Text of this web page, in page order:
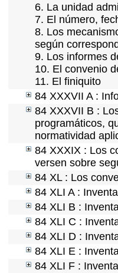
6. La unidad
7. El número,
8. Los
según
9. Los informes
10. El convenio
11. El finiquito
84 XXXVII A :
84 XXXVII B :
programáticos,
normatividad
84 XXXIX : Los
versen sobre
84 XL : Los
84 XLI A :
84 XLI B :
84 XLI C :
84 XLI D :
84 XLI E :
84 XLI F :